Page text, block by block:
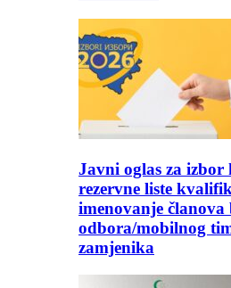
Javni oglas za
rezervne liste
imenovanje
odbora/mobilnog
zamjenika